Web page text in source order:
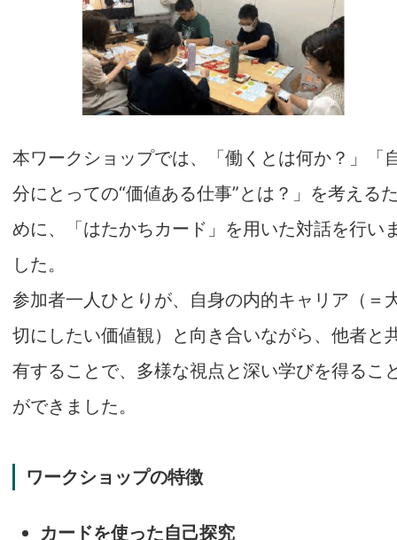
本ワークショップでは、「働くとは何か？」「
分にとっての“価値ある仕事”とは？」を考える
めに、「はたかちカード」を用いた対話を行い
した。
参加者一人ひとりが、自身の内的キャリア（＝
切にしたい価値観）と向き合いながら、他者と
有することで、多様な視点と深い学びを得るこ
ができました。
ワークショップの特徴
カードを使った自己探究